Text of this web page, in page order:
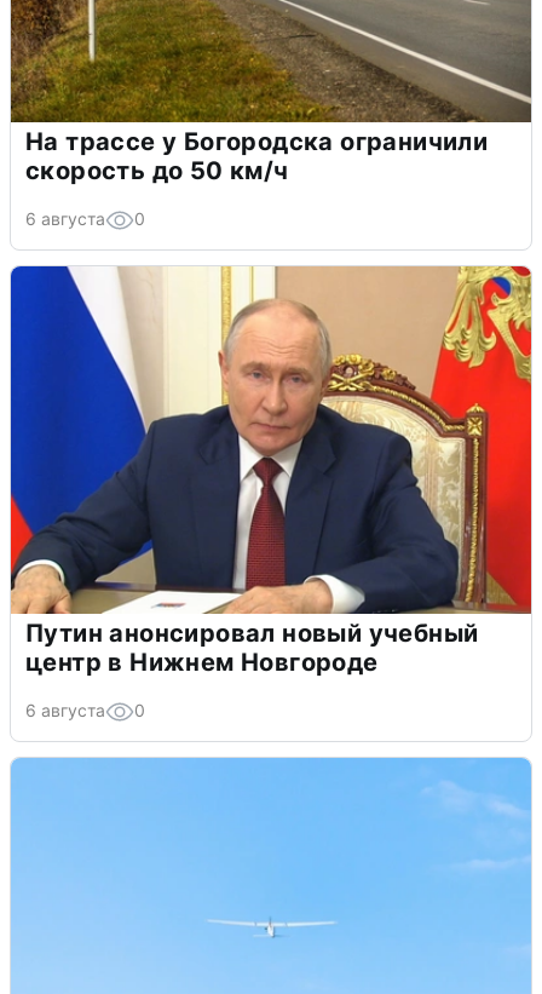
На трассе у Богородска ограничили
скорость до 50 км/ч
6 августа 0
Путин анонсировал новый учебный
центр в Нижнем Новгороде
6 августа 0